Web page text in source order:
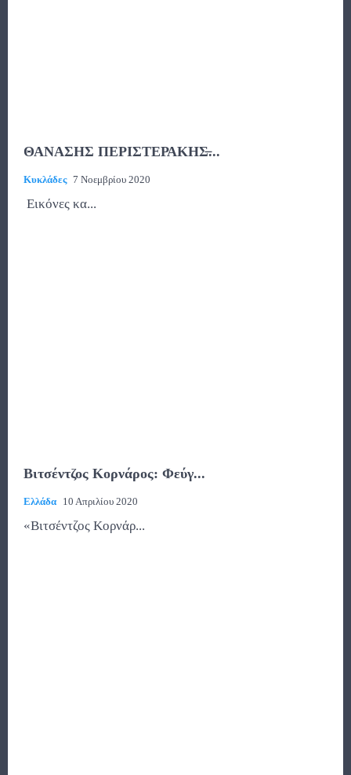
ΘΑΝΑΣΗΣ ΠΕΡΙΣΤΕΡΑΚΗΣ̶...
Κυκλάδες 7 Νοεμβρίου 2020
Εικόνες κα...
Βιτσέντζος Κορνάρος: Φεύγ...
Ελλάδα 10 Απριλίου 2020
«Βιτσέντζος Κορνάρ...